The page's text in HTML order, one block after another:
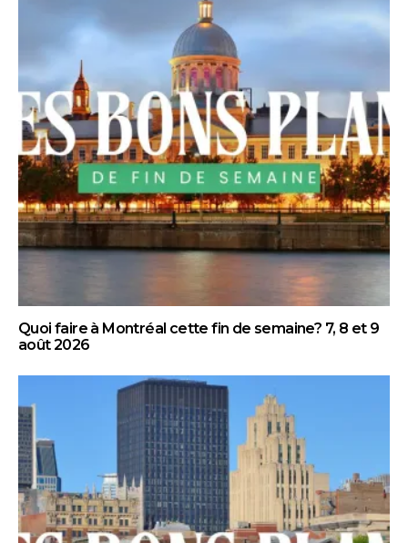
Quoi faire à Montréal cette fin de semaine? 7, 8 et 9
août 2026